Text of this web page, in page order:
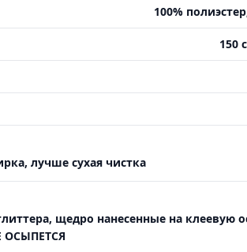
100%
150
лучше сухая чистка
щедро нанесенные на клеевую
ОСЫПЕТСЯ